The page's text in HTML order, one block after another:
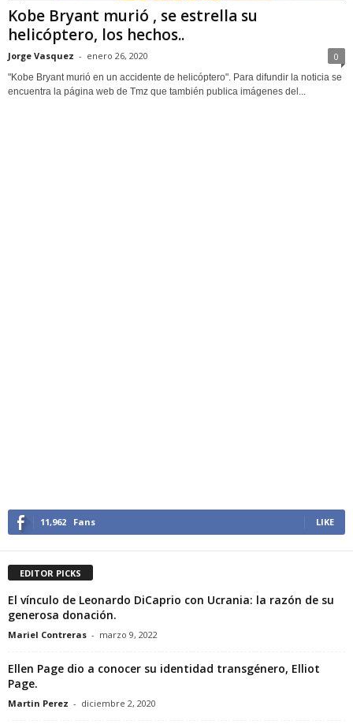
Kobe Bryant murió , se estrella su
helicóptero, los hechos..
Jorge Vasquez - enero 26, 2020 0
"Kobe Bryant murió en un accidente de helicóptero". Para difundir la noticia se
encuentra la página web de Tmz que también publica imágenes del...
11,962 Fans LIKE
EDITOR PICKS
El vínculo de Leonardo DiCaprio con Ucrania: la razón de su
generosa donación.
Mariel Contreras - marzo 9, 2022
Ellen Page dio a conocer su identidad transgénero, Elliot
Page.
Martin Perez - diciembre 2, 2020